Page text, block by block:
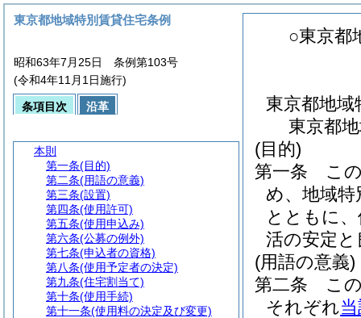
○東京都
東京都地
東京都
(目的)
第一条
こ
め、地域
とともに
活の安定
(用語の意義)
第二条
こ
それぞれ
東京都地域特別賃貸住宅条例
昭和63年7月25日 条例第103号
(令和4年11月1日施行)
条項目次 沿革
本則
第一条(目的)
第二条(用語の意義)
第三条(設置)
第四条(使用許可)
第五条(使用申込み)
第六条(公募の例外)
第七条(申込者の資格)
第八条(使用予定者の決定)
第九条(住宅割当て)
第十条(使用手続)
第十一条(使用料の決定及び変更)